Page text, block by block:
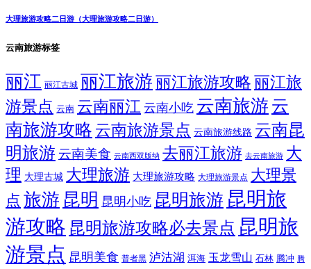
大理旅游攻略二日游（大理旅游攻略二日游）
云南旅游标签
丽江 丽江古城 丽江旅游 丽江旅游攻略 丽江旅
游景点 云南 云南丽江 云南小吃 云南旅游 云
南旅游攻略 云南旅游景点 云南旅游线路 云南昆
明旅游 云南美食 云南西双版纳 去丽江旅游 去云南旅游 大
理 大理古城 大理旅游 大理旅游攻略 大理旅游景点 大理景
点 旅游 昆明 昆明小吃 昆明旅游 昆明旅
游攻略 昆明旅游攻略必去景点 昆明旅
游景点 昆明美食 普者黑 泸沽湖 洱海 玉龙雪山 石林 腾冲 腾